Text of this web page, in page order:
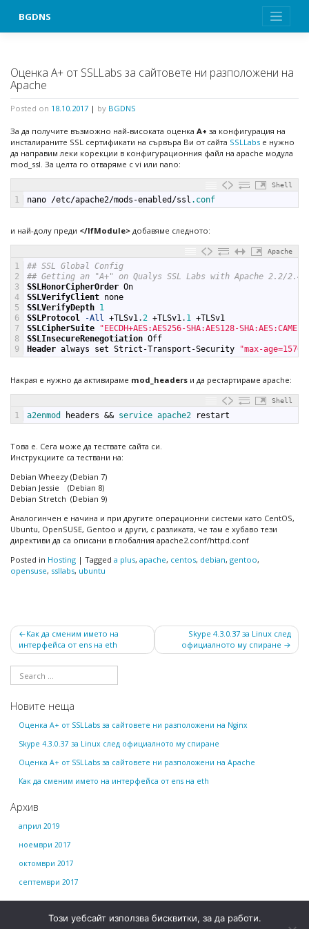
BGDNS
Оценка А+ от SSLLabs за сайтовете ни разположени на
Apache
Posted on 18.10.2017 | by BGDNS
За да получите възможно най-високата оценка А+ за конфигурация на
инсталираните SSL сертификати на сървъра Ви от сайта SSLLabs е нужно
да направим леки корекции в конфигурационния файл на apache модула
mod_ssl. За целта го отваряме с vi или nano:
Shell
1 nano /etc/apache2/mods -enabled /ssl .conf
и най-долу преди </IfModule> добавяме следното:
Apache
1
2
3
4
5
6
7
8
9
## SSL Global Config
## Getting an "A+" on Qualys SSL Labs with Apache 2.2/2.4
SSLHonorCipherOrder On
SSLVerifyClient none
SSLVerifyDepth 1
SSLProtocol
-All +TLSv1.2 +TLSv1. 1 +TLSv1
SSLCipherSuite
"EECDH+AES:AES256-SHA:AES128-
SSLInsecureRenegotiation Off
Header always set Strict-Transport-Security "max-
Накрая е нужно да активираме mod_headers и да рестартираме apache:
Shell
1 a2enmod headers && service apache2 restart
Това е. Сега може да тествате сайта си.
Инструкциите са тествани на:
Debian Wheezy (Debian 7)
Debian Jessie (Debian 8)
Debian Stretch (Debian 9)
Аналогинчен е начина и при другите операционни системи като CentOS,
Ubuntu, OpenSUSE, Gentoo и други, с разликата, че там е хубаво тези
директиви да са описани в глобалния apache2.conf/httpd.conf
Posted in Hosting | Tagged a plus, apache, centos, debian, gentoo,
opensuse, ssllabs, ubuntu
Навигация
Как да сменим името на
интерфейса от ens на eth
Skype 4.3.0.37 за Linux след
официалното му спиране
Новите неща
Оценка А+ от SSLLabs за сайтовете ни разположени на Nginx
Skype 4.3.0.37 за Linux след официалното му спиране
Оценка А+ от SSLLabs за сайтовете ни разположени на Apache
Как да сменим името на интерфейса от ens на eth
Архив
април 2019
ноември 2017
октомври 2017
септември 2017
Този уебсайт използва бисквитки, за да работи.